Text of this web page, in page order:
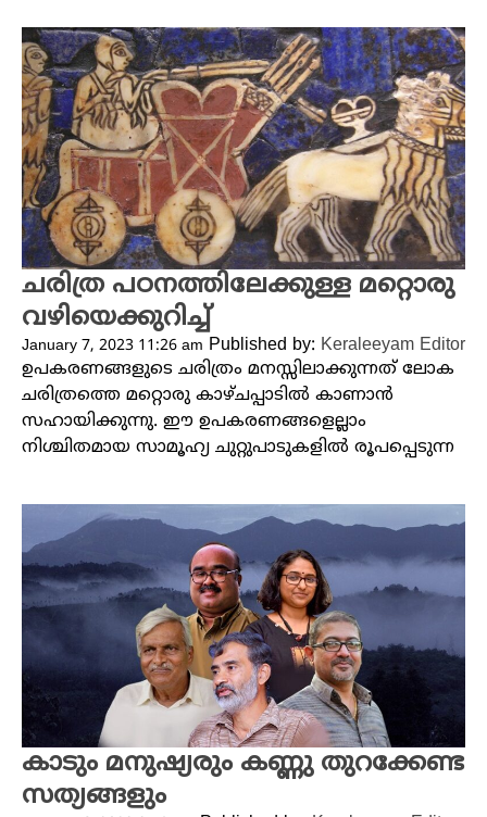
ചരിത്ര പഠനത്തിലേക്കുള്ള മറ്റൊരു
വഴിയെക്കുറിച്ച്
January 7, 2023 11:26 am Published by: Keraleeyam Editor
ഉപകരണങ്ങളുടെ ചരിത്രം മനസ്സിലാക്കുന്നത് ലോക
ചരിത്രത്തെ മറ്റൊരു കാഴ്ചപ്പാടിൽ കാണാൻ
സഹായിക്കുന്നു. ഈ ഉപകരണങ്ങളെല്ലാം
നിശ്ചിതമായ സാമൂഹ്യ ചുറ്റുപാടുകളിൽ രൂപപ്പെടുന്ന
കാടും മനുഷ്യരും കണ്ണു തുറക്കേണ്ട
സത്യങ്ങളും